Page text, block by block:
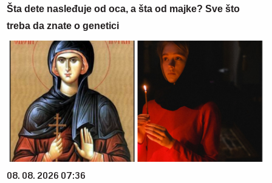
Šta dete nasleđuje od oca, a šta od majke? Sve što
treba da znate o genetici
08. 08. 2026 07:36